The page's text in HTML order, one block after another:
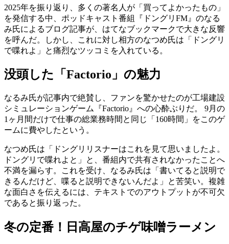
2025年を振り返り、多くの著名人が「買ってよかったもの」
を発信する中、ポッドキャスト番組『ドングリFM』のなる
み氏によるブログ記事が、はてなブックマークで大きな反響
を呼んだ。しかし、これに対し相方のなつめ氏は「ドングリ
で喋れよ」と痛烈なツッコミを入れている。
没頭した「Factorio」の魅力
なるみ氏が記事内で絶賛し、ファンを驚かせたのが工場建設
シミュレーションゲーム『Factorio』への心酔ぶりだ。 9月の
1ヶ月間だけで仕事の総業務時間と同じ「160時間」をこのゲ
ームに費やしたという。
なつめ氏は「ドングリリスナーはこれを見て思いましたよ。
ドングリで喋れよと」と、番組内で共有されなかったことへ
不満を漏らす。これを受け、なるみ氏は「書いてると説明で
きるんだけど、喋ると説明できないんだよ」と苦笑い。複雑
な面白さを伝えるには、テキストでのアウトプットが不可欠
であると振り返った。
冬の定番！日高屋のチゲ味噌ラーメン